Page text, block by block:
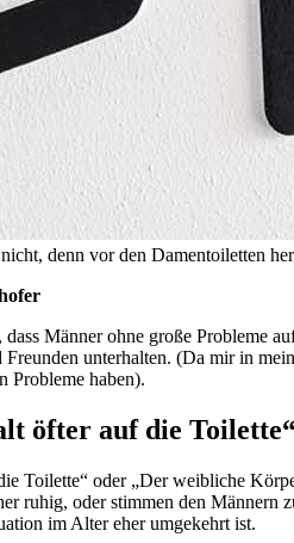
denn vor den Damentoiletten
Männer ohne große Probleme
unterhalten. (Da mir in
Probleme haben).
öfter auf die
Toilette“ oder „Der weibliche
ruhig, oder stimmen den
im Alter eher umgekehrt ist.